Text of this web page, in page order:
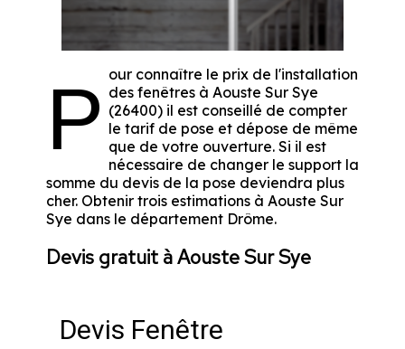
P our connaître le prix de l'installation
des fenêtres à Aouste Sur Sye
(26400) il est conseillé de compter
le tarif de pose et dépose de même
que de votre ouverture. Si il est
nécessaire de changer le support la
somme du devis de la pose deviendra plus
cher. Obtenir trois estimations à Aouste Sur
Sye dans le département Drôme.
Devis gratuit à Aouste Sur Sye
Devis Fenêtre